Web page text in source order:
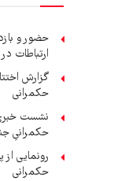
حضور و
ارتباطات
گزارش
حکمرانی
نشست خبری
حکمرانیِ
رونمایی
حکمرانی